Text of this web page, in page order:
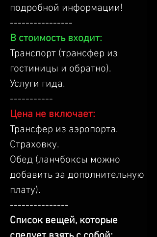
подробной информации!
----------------
В стоимость входит:
Транспорт (трансфер из
гостиницы и обратно).
Услуги гида.
-----------
Цена не включает:
Трансфер из аэропорта.
Страховку.
Обед (ланчбоксы можно
добавить за дополнительную
плату).
---------------
Список вещей, которые